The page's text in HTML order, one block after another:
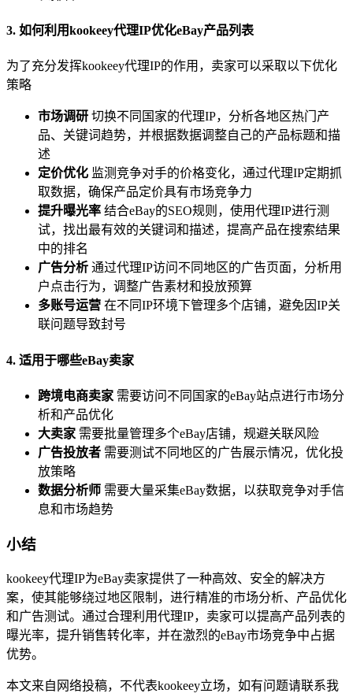
3. 如何利用kookeey代理IP优化eBay产品列表
为了充分发挥kookeey代理IP的作用，卖家可以采取以下优化
策略
市场调研 切换不同国家的代理IP，分析各地区热门产
品、关键词趋势，并根据数据调整自己的产品标题和描
述
定价优化 监测竞争对手的价格变化，通过代理IP定期抓
取数据，确保产品定价具有市场竞争力
提升曝光率 结合eBay的SEO规则，使用代理IP进行测
试，找出最有效的关键词和描述，提高产品在搜索结果
中的排名
广告分析 通过代理IP访问不同地区的广告页面，分析用
户点击行为，调整广告素材和投放预算
多账号运营 在不同IP环境下管理多个店铺，避免因IP关
联问题导致封号
4. 适用于哪些eBay卖家
跨境电商卖家 需要访问不同国家的eBay站点进行市场分
析和产品优化
大卖家 需要批量管理多个eBay店铺，规避关联风险
广告投放者 需要测试不同地区的广告展示情况，优化投
放策略
数据分析师 需要大量采集eBay数据，以获取竞争对手信
息和市场趋势
小结
kookeey代理IP为eBay卖家提供了一种高效、安全的解决方
案，使其能够绕过地区限制，进行精准的市场分析、产品优化
和广告测试。通过合理利用代理IP，卖家可以提高产品列表的
曝光率，提升销售转化率，并在激烈的eBay市场竞争中占据
优势。
本文来自网络投稿，不代表kookeey立场，如有问题请联系我